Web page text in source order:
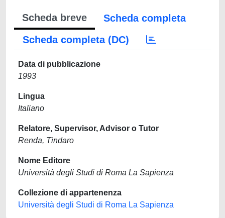
Scheda breve
Scheda completa
Scheda completa (DC)
Data di pubblicazione
1993
Lingua
Italiano
Relatore, Supervisor, Advisor o Tutor
Renda, Tindaro
Nome Editore
Università degli Studi di Roma La Sapienza
Collezione di appartenenza
Università degli Studi di Roma La Sapienza